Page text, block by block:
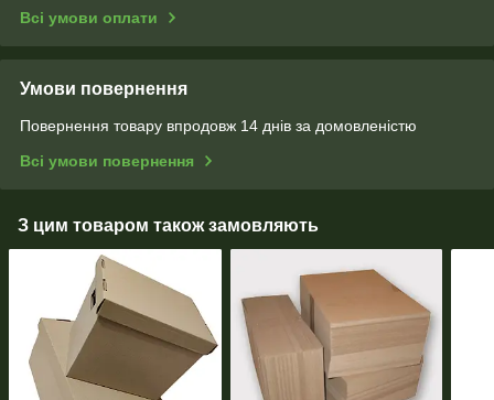
Всі умови оплати
Умови повернення
Повернення товару впродовж 14 днів за домовленістю
Всі умови повернення
З цим товаром також замовляють